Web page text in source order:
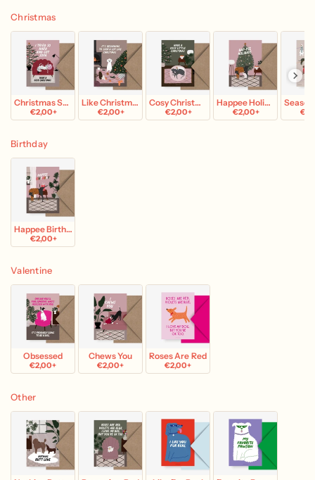
Christmas
Christmas Sofa
€2,00+
Like Christmas
€2,00+
Cosy Christmas
€2,00+
Happee Holidays
€2,00+
Birthday
Happee Birthday
€2,00+
Valentine
Obsessed
€2,00+
Chews You
€2,00+
Roses Are Red
€2,00+
Other